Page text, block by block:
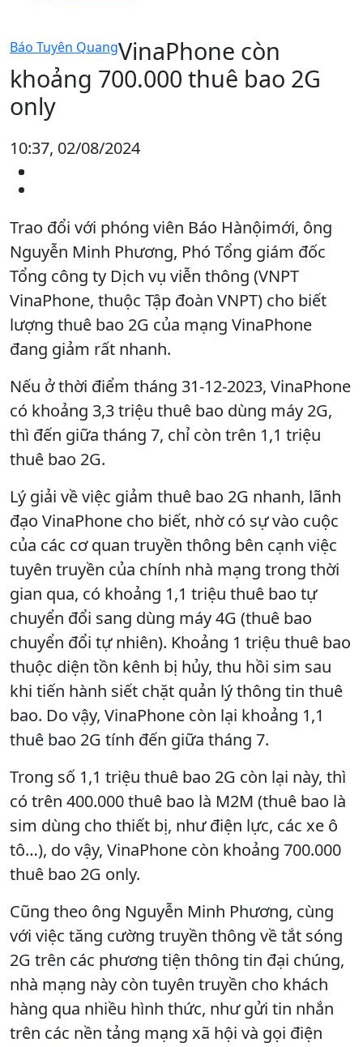
Báo Tuyên QuangVinaPhone còn
khoảng 700.000 thuê bao 2G
only
10:37, 02/08/2024
Trao đổi với phóng viên Báo Hànộimới, ông
Nguyễn Minh Phương, Phó Tổng giám đốc
Tổng công ty Dịch vụ viễn thông (VNPT
VinaPhone, thuộc Tập đoàn VNPT) cho biết
lượng thuê bao 2G của mạng VinaPhone
đang giảm rất nhanh.
Nếu ở thời điểm tháng 31-12-2023, VinaPhone
có khoảng 3,3 triệu thuê bao dùng máy 2G,
thì đến giữa tháng 7, chỉ còn trên 1,1 triệu
thuê bao 2G.
Lý giải về việc giảm thuê bao 2G nhanh, lãnh
đạo VinaPhone cho biết, nhờ có sự vào cuộc
của các cơ quan truyền thông bên cạnh việc
tuyên truyền của chính nhà mạng trong thời
gian qua, có khoảng 1,1 triệu thuê bao tự
chuyển đổi sang dùng máy 4G (thuê bao
chuyển đổi tự nhiên). Khoảng 1 triệu thuê bao
thuộc diện tồn kênh bị hủy, thu hồi sim sau
khi tiến hành siết chặt quản lý thông tin thuê
bao. Do vậy, VinaPhone còn lại khoảng 1,1
thuê bao 2G tính đến giữa tháng 7.
Trong số 1,1 triệu thuê bao 2G còn lại này, thì
có trên 400.000 thuê bao là M2M (thuê bao là
sim dùng cho thiết bị, như điện lực, các xe ô
tô…), do vậy, VinaPhone còn khoảng 700.000
thuê bao 2G only.
Cũng theo ông Nguyễn Minh Phương, cùng
với việc tăng cường truyền thông về tắt sóng
2G trên các phương tiện thông tin đại chúng,
nhà mạng này còn tuyên truyền cho khách
hàng qua nhiều hình thức, như gửi tin nhắn
trên các nền tảng mạng xã hội và gọi điện